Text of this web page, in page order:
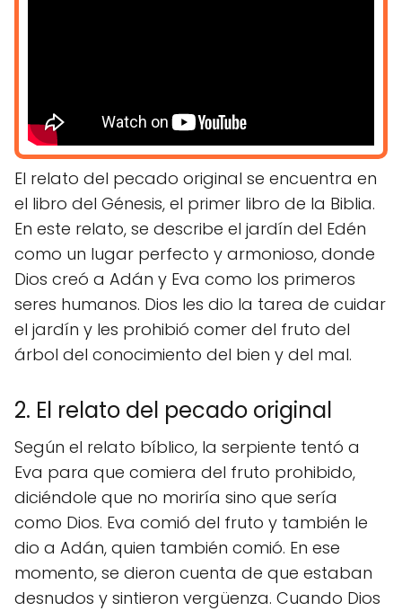
El relato del pecado original se encuentra en
el libro del Génesis, el primer libro de la Biblia.
En este relato, se describe el jardín del Edén
como un lugar perfecto y armonioso, donde
Dios creó a Adán y Eva como los primeros
seres humanos. Dios les dio la tarea de cuidar
el jardín y les prohibió comer del fruto del
árbol del conocimiento del bien y del mal.
2. El relato del pecado original
Según el relato bíblico, la serpiente tentó a
Eva para que comiera del fruto prohibido,
diciéndole que no moriría sino que sería
como Dios. Eva comió del fruto y también le
dio a Adán, quien también comió. En ese
momento, se dieron cuenta de que estaban
desnudos y sintieron vergüenza. Cuando Dios